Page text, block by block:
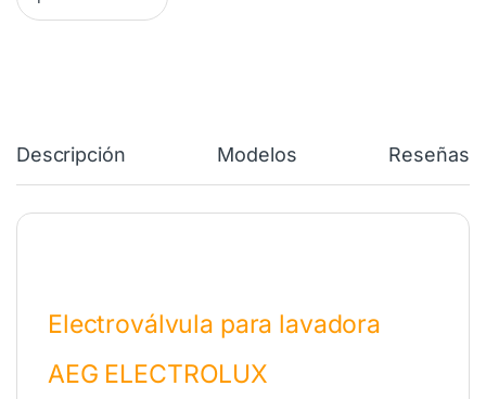
Descripción Modelos Reseñas
Electroválvula para lavadora
AEG ELECTROLUX